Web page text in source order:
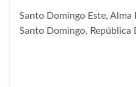
Santo Domingo Este, Alma
Santo Domingo, República